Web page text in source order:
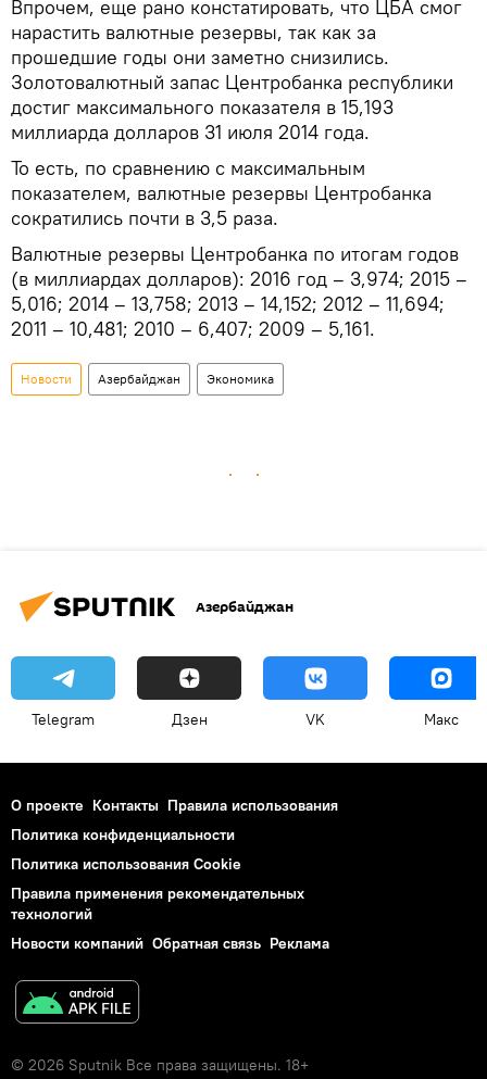
Впрочем, еще рано констатировать, что ЦБА смог
нарастить валютные резервы, так как за
прошедшие годы они заметно снизились.
Золотовалютный запас Центробанка республики
достиг максимального показателя в 15,193
миллиарда долларов 31 июля 2014 года.
То есть, по сравнению с максимальным
показателем, валютные резервы Центробанка
сократились почти в 3,5 раза.
Валютные резервы Центробанка по итогам годов
(в миллиардах долларов): 2016 год – 3,974; 2015 –
5,016; 2014 – 13,758; 2013 – 14,152; 2012 – 11,694;
2011 – 10,481; 2010 – 6,407; 2009 – 5,161.
Новости Азербайджан Экономика
Азербайджан
Telegram Дзен VK Макс
О проекте Контакты Правила использования
Политика конфиденциальности
Политика использования Cookie
Правила применения рекомендательных
технологий
Новости компаний Обратная связь Реклама
© 2026 Sputnik Все права защищены. 18+